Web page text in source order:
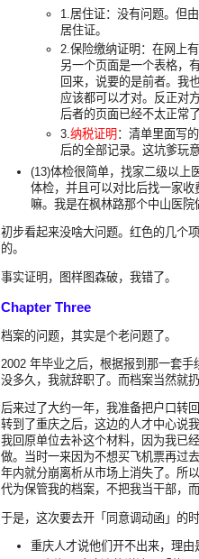
1.居住证：没有问题。但
居住证。
2.保险缴纳证明：在网上
另一个页面是一个表格，
回来，说要的是前者。我
应该都可以才对。反正对
后者的页面已经不太正常
3. 纳税证明 ：清单里面写
后的全部记录。这坑爹玩
(13)体检很简单，找家二级以上
体检，并且可以对比后找一家
嘛。我是在枫林路那个中山医院
初步看起来没啥大问题。红色的几个
的。
事实证明，图样图森破，我错了。
Chapter Three
档案的问题，其实是个老问题了。
2002 年毕业之后，根据报到那一套
没多久，我就辞职了。而档案当然就
后来过了大约一年，我准备把户口转
转到了重庆之后，这边的人才中心说
我回原单位去补这个材料，因为我已
做。当时一来因为不想买飞机票再过
年内就分崩离析从市场上消失了。所
代为保管我的档案，不把我当干部，而
于是，这次要去开「同意调动函」的
重庆人才说他们开不出来，理由